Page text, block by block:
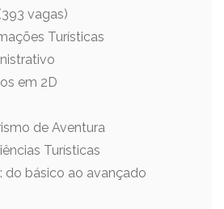
vagas)
Turísticas
em 2D
de Aventura
Turísticas
do básico ao avançado